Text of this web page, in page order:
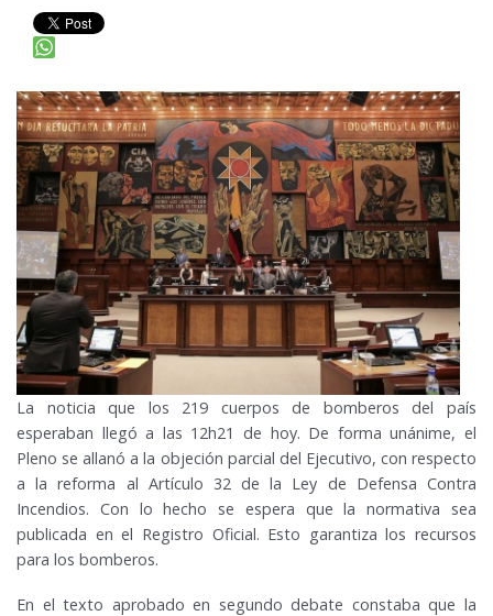
RELACIONES INTERNACIONALES
AGENDA
La noticia que los 219 cuerpos de bomberos del país
esperaban llegó a las 12h21 de hoy. De forma unánime, el
Pleno se allanó a la objeción parcial del Ejecutivo, con respecto
a la reforma al Artículo 32 de la Ley de Defensa Contra
Incendios. Con lo hecho se espera que la normativa sea
publicada en el Registro Oficial. Esto garantiza los recursos
para los bomberos.
En el texto aprobado en segundo debate constaba que la